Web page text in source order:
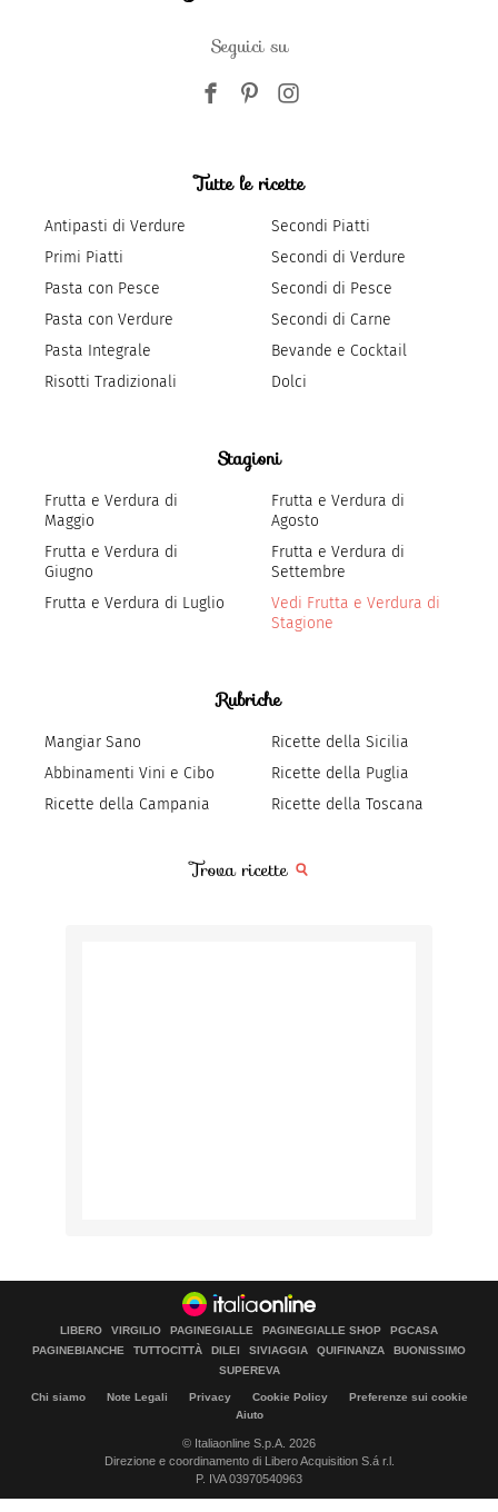
Seguici su
Tutte le ricette
Antipasti di Verdure
Primi Piatti
Pasta con Pesce
Pasta con Verdure
Pasta Integrale
Risotti Tradizionali
Secondi Piatti
Secondi di Verdure
Secondi di Pesce
Secondi di Carne
Bevande e Cocktail
Dolci
Stagioni
Frutta e Verdura di
Maggio
Frutta e Verdura di
Giugno
Frutta e Verdura di Luglio
Frutta e Verdura di
Agosto
Frutta e Verdura di
Settembre
Vedi Frutta e Verdura di
Stagione
Rubriche
Mangiar Sano
Abbinamenti Vini e Cibo
Ricette della Campania
Ricette della Sicilia
Ricette della Puglia
Ricette della Toscana
Trova ricette
LIBERO VIRGILIO PAGINEGIALLE PAGINEGIALLE SHOP
PGCASA
PAGINEBIANCHE
TUTTOCITTÀ DILEI SIVIAGGIA QUIFINANZA
BUONISSIMO
SUPEREVA
Chi siamo Note Legali Privacy Cookie Policy
Preferenze sui cookie
Aiuto
© Italiaonline S.p.A. 2026
Direzione e coordinamento di Libero Acquisition S.á r.l.
P. IVA 03970540963